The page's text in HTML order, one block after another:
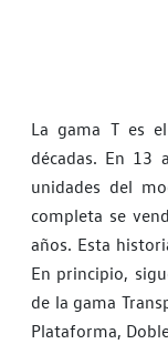
La gama T es
décadas. En 13
unidades del
completa se
años. Esta
En principio,
de la gama
Plataforma,